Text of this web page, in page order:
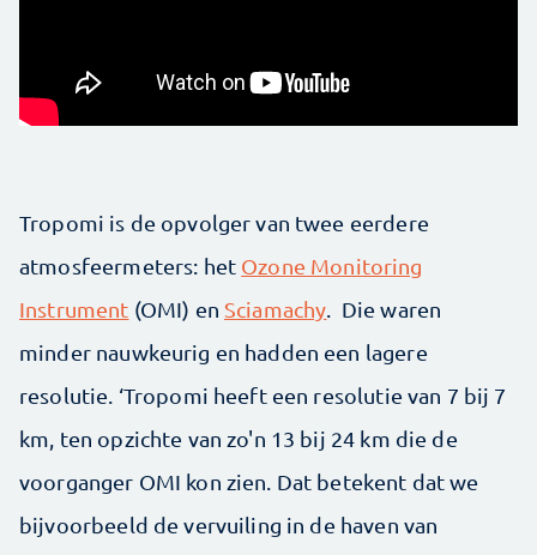
Tropomi is de opvolger van twee eerdere
atmosfeermeters: het Ozone Monitoring
Instrument (OMI) en Sciamachy . Die waren
minder nauwkeurig en hadden een lagere
resolutie. ‘Tropomi heeft een resolutie van 7 bij 7
km, ten opzichte van zo'n 13 bij 24 km die de
voorganger OMI kon zien. Dat betekent dat we
bijvoorbeeld de vervuiling in de haven van